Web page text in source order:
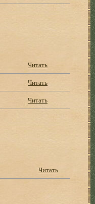
Читать
Читать
Читать
Читать